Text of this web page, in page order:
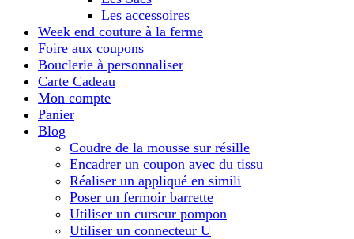
Les accessoires
Week end couture à la ferme
Foire aux coupons
Bouclerie à personnaliser
Carte Cadeau
Mon compte
Panier
Blog
Coudre de la mousse sur résille
Encadrer un coupon avec du tissu
Réaliser un appliqué en simili
Poser un fermoir barrette
Utiliser un curseur pompon
Utiliser un connecteur U